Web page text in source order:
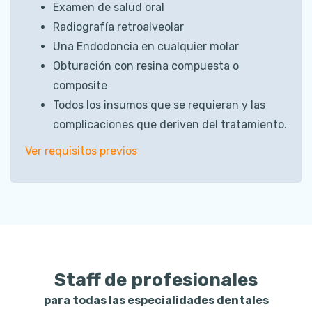
Examen de salud oral
Radiografía retroalveolar
Una Endodoncia en cualquier molar
Obturación con resina compuesta o
composite
Todos los insumos que se requieran y las
complicaciones que deriven del tratamiento.
Ver requisitos previos
Staff de profesionales
para todas las especialidades dentales